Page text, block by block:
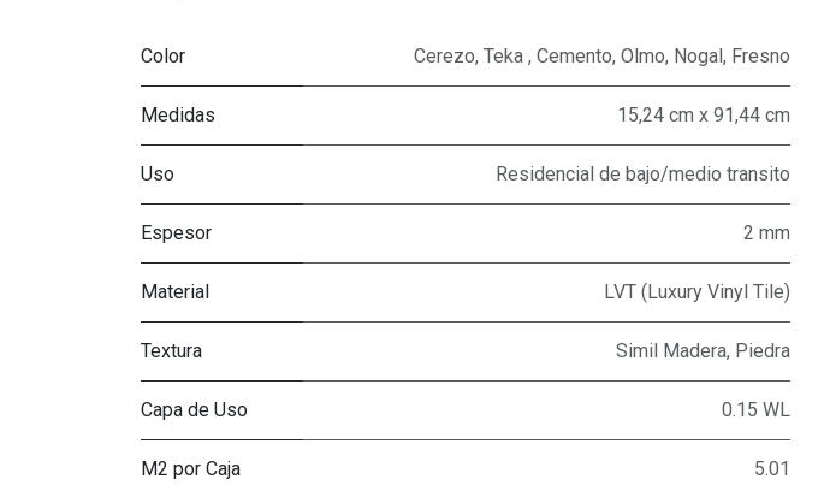
Color Cerezo, Teka , Cemento, Olmo, Nogal, Fresno
Medidas 15,24 cm x 91,44 cm
Uso Residencial de bajo/medio transito
Espesor 2 mm
Material LVT (Luxury Vinyl Tile)
Textura Simil Madera, Piedra
Capa de Uso 0.15 WL
M2 por Caja 5.01